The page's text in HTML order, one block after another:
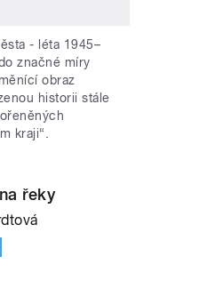
- léta 1945–
značné míry
obraz
historii stále
kraji“.
řeky